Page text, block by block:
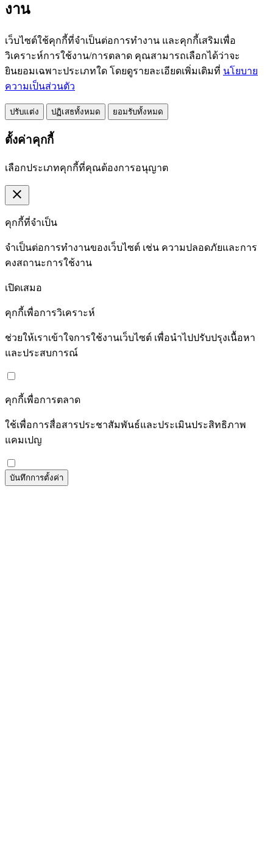
งาน
เว็บไซต์ใช้คุกกี้ที่จำเป็นต่อการทำงาน และคุกกี้เสริมเพื่อ
วิเคราะห์การใช้งาน/การตลาด คุณสามารถเลือกได้ว่าจะ
ยินยอมเฉพาะประเภทใด โดยดูรายละเอียดเพิ่มเติมที่ นโยบาย
ความเป็นส่วนตัว
ปรับแต่ง ปฏิเสธทั้งหมด ยอมรับทั้งหมด
ตั้งค่าคุกกี้
เลือกประเภทคุกกี้ที่คุณต้องการอนุญาต
close
คุกกี้ที่จำเป็น
จำเป็นต่อการทำงานของเว็บไซต์ เช่น ความปลอดภัยและการ
คงสถานะการใช้งาน
เปิดเสมอ
คุกกี้เพื่อการวิเคราะห์
ช่วยให้เราเข้าใจการใช้งานเว็บไซต์ เพื่อนำไปปรับปรุงเนื้อหา
และประสบการณ์
คุกกี้เพื่อการตลาด
ใช้เพื่อการสื่อสารประชาสัมพันธ์และประเมินประสิทธิภาพ
แคมเปญ
บันทึกการตั้งค่า